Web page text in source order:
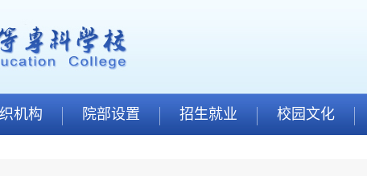
机构 院部设置 招生就业 校园文化